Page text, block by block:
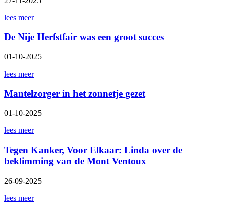
lees meer
De Nije Herfstfair was een groot succes
01-10-2025
lees meer
Mantelzorger in het zonnetje gezet
01-10-2025
lees meer
Tegen Kanker, Voor Elkaar: Linda over de
beklimming van de Mont Ventoux
26-09-2025
lees meer